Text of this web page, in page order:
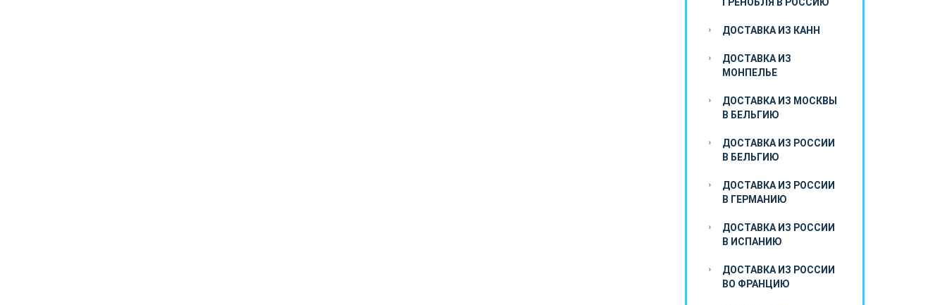
ДОСТАВКА ИЗ КАНН
ДОСТАВКА ИЗ
МОНПЕЛЬЕ
ДОСТАВКА ИЗ МОСКВЫ
В БЕЛЬГИЮ
ДОСТАВКА ИЗ РОССИИ
В БЕЛЬГИЮ
ДОСТАВКА ИЗ РОССИИ
В ГЕРМАНИЮ
ДОСТАВКА ИЗ РОССИИ
В ИСПАНИЮ
ДОСТАВКА ИЗ РОССИИ
ВО ФРАНЦИЮ